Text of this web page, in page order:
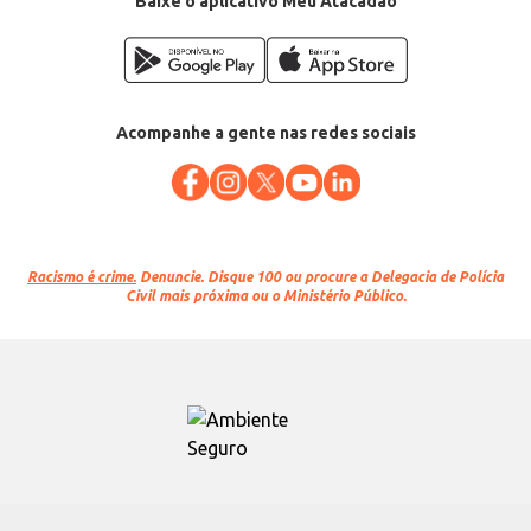
Acompanhe a gente nas redes sociais
Racismo é crime. Denuncie. Disque 100 ou procure a Delegacia de Polícia
Civil mais próxima ou o Ministério Público.